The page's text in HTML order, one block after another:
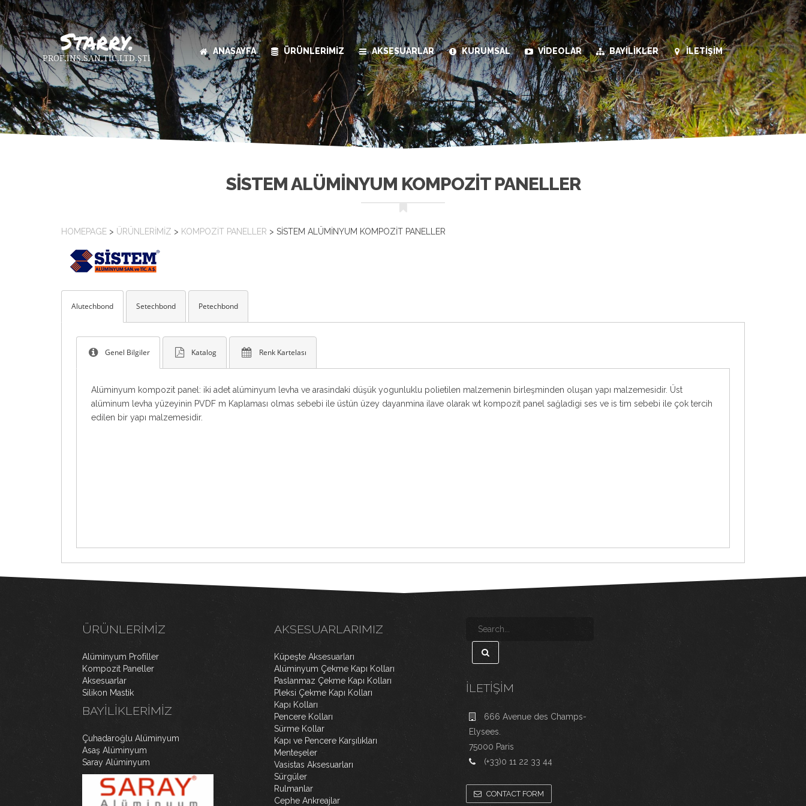
PROF.İNŞ.SAN.TİC.LTD.ŞTİ
ANASAYFA ÜRÜNLERİMİZ AKSESUARLAR KURUMSAL VİDEOLAR BAYİLİKLER İLETİŞİM
SISTEM ALÜMINYUM KOMPOZIT PANELLER
HOMEPAGE > ÜRÜNLERIMIZ > KOMPOZIT PANELLER > SISTEM ALÜMINYUM KOMPOZIT PANELLER
Alutechbond Setechbond Petechbond
Genel Bilgiler Katalog Renk Kartelası
Alüminyum kompozit panel: iki adet alüminyum levha ve arasindaki düşük yogunluklu polietilen malzemenin birleşminden oluşan yapı malzemesidir. Üst
alüminum levha yüzeyinin PVDF m Kaplaması olmas sebebi ile üstün üzey dayanmina ilave olarak wt kompozit panel sağladigi ses ve is tim sebebi ile çok tercih
edilen bir yapı malzemesidir.
ÜRÜNLERIMIZ
Alüminyum Profiller
Kompozit Paneller
Aksesuarlar
Silikon Mastik
BAYILIKLERIMIZ
Çuhadaroğlu Alüminyum
Asaş Alüminyum
Saray Alüminyum
WordPress Slider Free Version
AKSESUARLARIMIZ
Küpeşte Aksesuarları
Alüminyum Çekme Kapı Kolları
Paslanmaz Çekme Kapı Kolları
Pleksi Çekme Kapı Kolları
Kapı Kolları
Pencere Kolları
Sürme Kollar
Kapı ve Pencere Karşılıkları
Menteşeler
Vasistas Aksesuarları
Sürgüler
Rulmanlar
Cephe Ankreajlar
İLETIŞIM
666 Avenue des Champs-
Elysees.
75000 Paris
(+33)0 11 22 33 44
CONTACT FORM